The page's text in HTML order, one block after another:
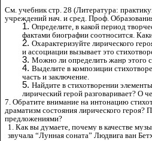
См. учебник стр. 28 (Литература:
учреждений нач. и сред. Проф.
Определите, в какой период
фактами биографии соотносится.
Охарактеризуйте лирического
и ассоциации вызывает это
Можно ли определить жанр этого
Выделите в композиции
часть и заключение.
Найдите в стихотворении
лирический герой разговаривает? О
7. Обратите внимание на интонацию
драматизм состояния лирического героя?
предложениями?
1. Как вы думаете, почему в качестве
звучала “Лунная соната” Людвига ван